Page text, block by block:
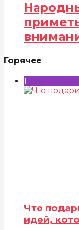
Горячее
1
Что
идей,